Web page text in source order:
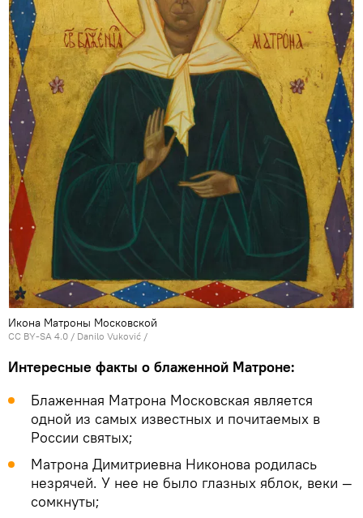
Икона Матроны Московской
CC BY-SA 4.0 / Danilo Vuković /
Интересные факты о блаженной Матроне:
Блаженная Матрона Московская является
одной из самых известных и почитаемых в
России святых;
Матрона Димитриевна Никонова родилась
незрячей. У нее не было глазных яблок, веки —
сомкнуты;